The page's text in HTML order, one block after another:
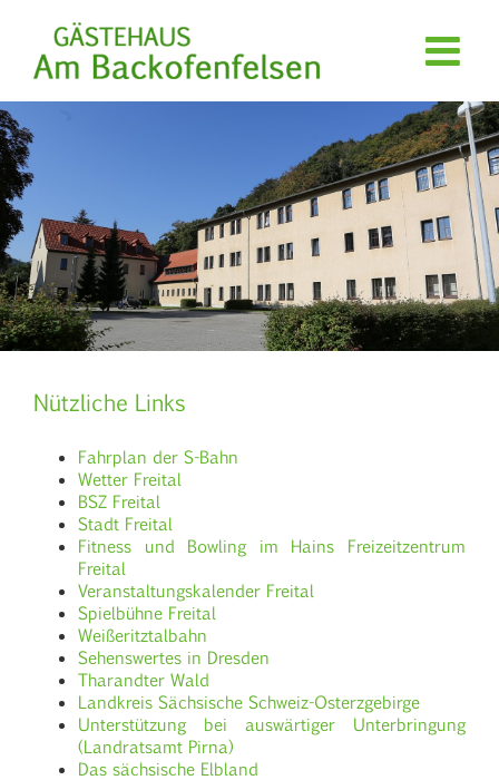
springen
Nützliche Links
Fahrplan der S-Bahn
Wetter Freital
BSZ Freital
Stadt Freital
Fitness und Bowling im Hains Freizeitzentrum
Freital
Veranstaltungskalender Freital
Spielbühne Freital
Weißeritztalbahn
Sehenswertes in Dresden
Tharandter Wald
Landkreis Sächsische Schweiz-Osterzgebirge
Unterstützung bei auswärtiger Unterbringung
(Landratsamt Pirna)
Das sächsische Elbland